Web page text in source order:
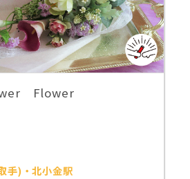
Flower
手)・北小金駅